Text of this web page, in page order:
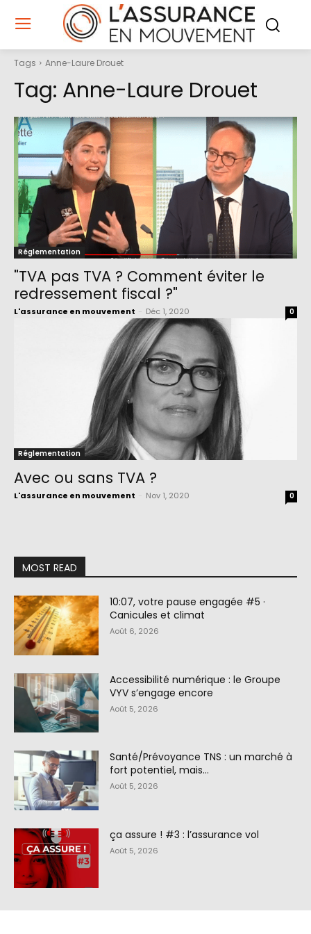
Tags Anne-Laure Drouet
Tag: Anne-Laure Drouet
Réglementation
"TVA pas TVA ? Comment éviter le
redressement fiscal ?"
L'assurance en mouvement Déc 1, 2020 0
Réglementation
Avec ou sans TVA ?
L'assurance en mouvement Nov 1, 2020 0
MOST READ
10:07, votre pause engagée #5 ·
Canicules et climat
Août 6, 2026
Accessibilité numérique : le Groupe
VYV s’engage encore
Août 5, 2026
Santé/Prévoyance TNS : un marché à
fort potentiel, mais…
Août 5, 2026
ça assure ! #3 : l’assurance vol
Août 5, 2026